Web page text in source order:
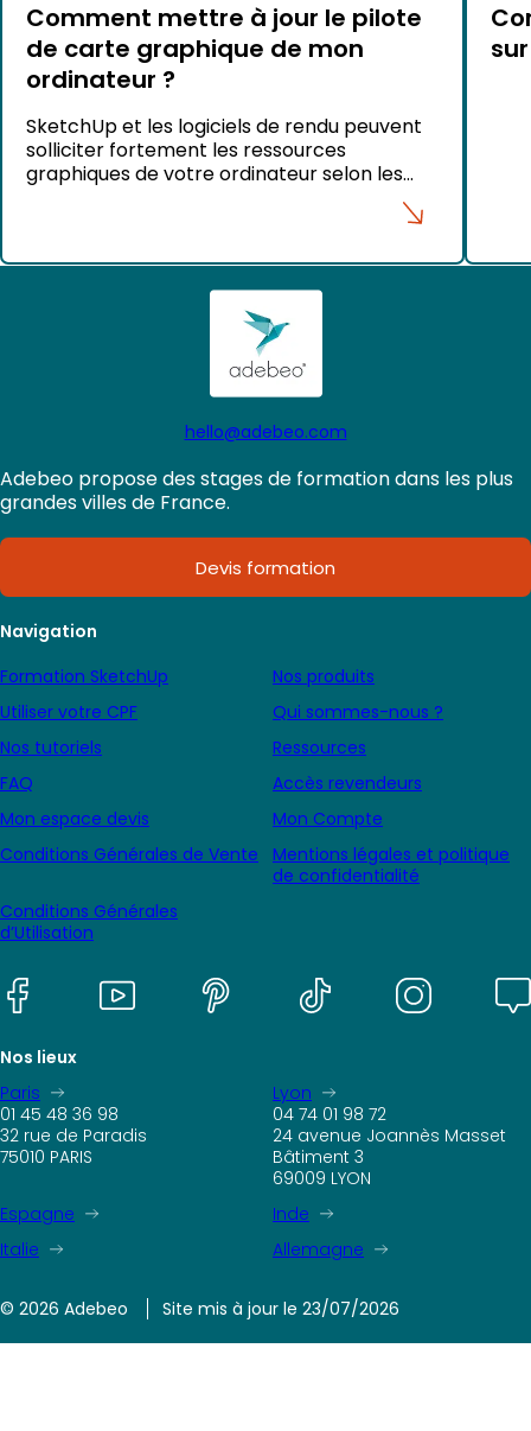
Comment mettre à jour le pilote
de carte graphique de mon
ordinateur ?
SketchUp et les logiciels de rendu peuvent
solliciter fortement les ressources
graphiques de votre ordinateur selon les
projets que vous réalisez. Pour garantir des
performances optimales et éviter certains
de maintenir les pilotes de votre carte
graphique à jour. Sous Windows Pour les
ordinateurs portables Nous vous conseillons
hello@adebeo.com
Adebeo propose des stages de formation dans les plus
grandes villes de France.
Devis formation
Navigation
Formation SketchUp
Nos produits
Utiliser votre CPF
Qui sommes-nous ?
Nos tutoriels
Ressources
FAQ
Accès revendeurs
Mon espace devis
Mon Compte
Conditions Générales de Vente
Mentions légales et politique
de confidentialité
Conditions Générales
d’Utilisation
Nos lieux
Paris
01 45 48 36 98
32 rue de Paradis
75010 PARIS
Lyon
04 74 01 98 72
24 avenue Joannès Masset
Bâtiment 3
69009 LYON
Espagne
Inde
Italie
Allemagne
© 2026 Adebeo Site mis à jour le 23/07/2026